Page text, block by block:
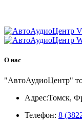
О нас
"АвтоАудиоЦентр"
Адрес:Томск,
Телефон: 8